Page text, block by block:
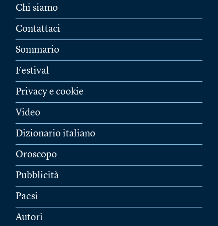
Chi siamo
Contattaci
Sommario
Festival
Privacy e cookie
Video
Dizionario italiano
Oroscopo
Pubblicità
Paesi
Autori